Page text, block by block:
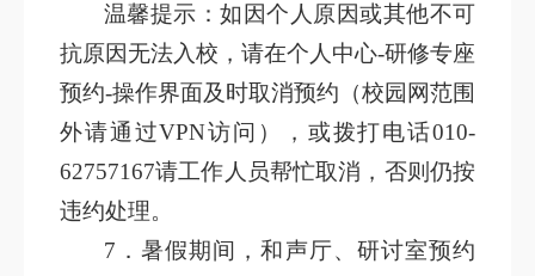
温馨提示：如因个人原因或其他不可
抗原因无法入校，请在个人中心-研修专座
预约-操作界面及时取消预约（校园网范围
外请通过VPN访问），或拨打电话010-
62757167请工作人员帮忙取消，否则仍按
违约处理。
7 ．暑假期间，和声厅、研讨室预约